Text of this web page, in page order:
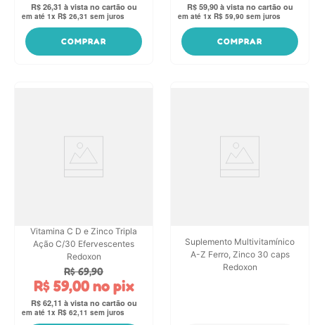
R$ 26,31
em até 1x R$ 26,31 sem juros
COMPRAR
R$ 59,90
em até 1x R$ 59,90 sem juros
COMPRAR
Vitamina C D e Zinco Tripla
Ação C/30 Efervescentes
Redoxon
R$ 69,90
R$ 59,00no pix
R$ 62,11
em até 1x R$ 62,11 sem juros
Suplemento Multivitamínico
A-Z Ferro, Zinco 30 caps
Redoxon